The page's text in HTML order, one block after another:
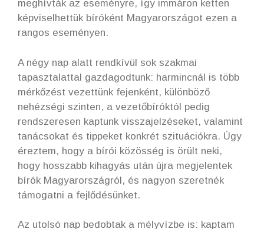
meghívták az eseményre, így immáron ketten
képviselhettük bíróként Magyarországot ezen a
rangos eseményen.
A négy nap alatt rendkívül sok szakmai
tapasztalattal gazdagodtunk: harmincnál is több
mérkőzést vezettünk fejenként, különböző
nehézségi szinten, a vezetőbíróktól pedig
rendszeresen kaptunk visszajelzéseket, valamint
tanácsokat és tippeket konkrét szituációkra. Úgy
éreztem, hogy a bírói közösség is örült neki,
hogy hosszabb kihagyás után újra megjelentek
bírók Magyarországról, és nagyon szeretnék
támogatni a fejlődésünket.
Az utolsó nap bedobtak a mélyvízbe is: kaptam